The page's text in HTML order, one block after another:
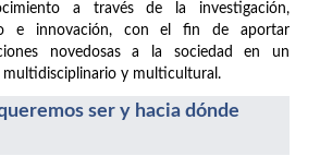
a través de la investigación,
e innovación, con el fin de aportar
novedosas a la sociedad en un
y multicultural.
ser y hacia dónde